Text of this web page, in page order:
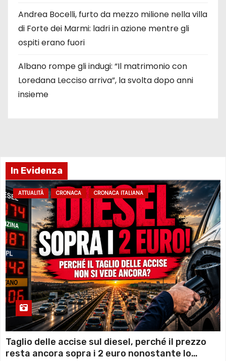
Andrea Bocelli, furto da mezzo milione nella villa
di Forte dei Marmi: ladri in azione mentre gli
ospiti erano fuori
Albano rompe gli indugi: “Il matrimonio con
Loredana Lecciso arriva”, la svolta dopo anni
insieme
In Evidenza
ATTUALITÀ CRONACA CRONACA ITALIANA
Taglio delle accise sul diesel, perché il prezzo
resta ancora sopra i 2 euro nonostante lo